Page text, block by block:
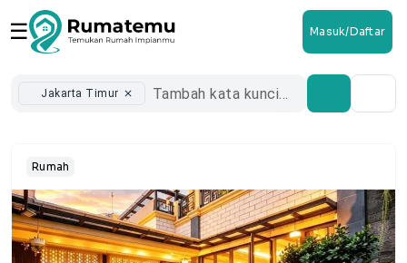
☰ Masuk/Daftar
Jakarta Timur close
Rumah